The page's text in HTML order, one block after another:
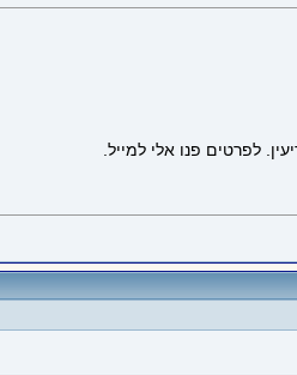
לפרטים פנו אלי למייל.